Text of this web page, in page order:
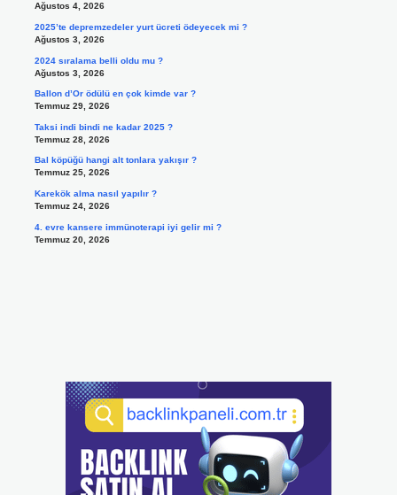
Ağustos 4, 2026
2025’te depremzedeler yurt ücreti ödeyecek mi ?
Ağustos 3, 2026
2024 sıralama belli oldu mu ?
Ağustos 3, 2026
Ballon d’Or ödülü en çok kimde var ?
Temmuz 29, 2026
Taksi indi bindi ne kadar 2025 ?
Temmuz 28, 2026
Bal köpüğü hangi alt tonlara yakışır ?
Temmuz 25, 2026
Karekök alma nasıl yapılır ?
Temmuz 24, 2026
4. evre kansere immünoterapi iyi gelir mi ?
Temmuz 20, 2026